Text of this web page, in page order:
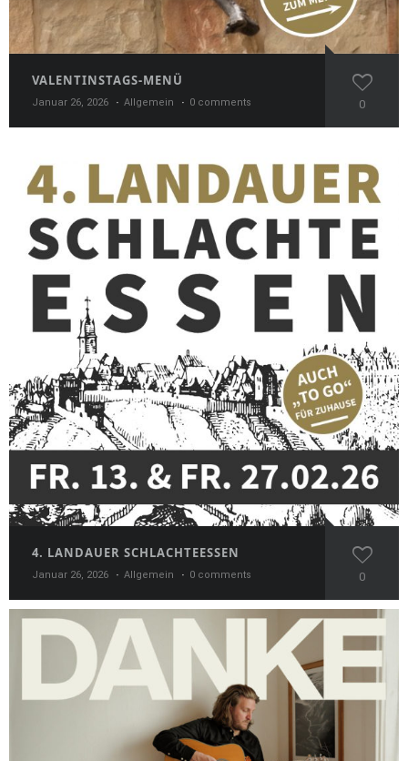
VALENTINSTAGS-MENÜ
Januar 26, 2026 Allgemein 0 comments 0
4. LANDAUER SCHLACHTEESSEN
Januar 26, 2026 Allgemein 0 comments 0